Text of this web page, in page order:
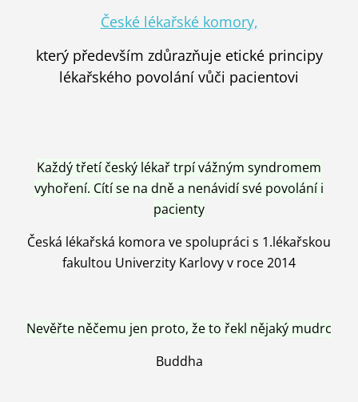
České lékařské komory,
který především zdůrazňuje etické principy
lékařského povolání vůči pacientovi
Každý třetí český lékař trpí vážným syndromem
vyhoření. Cítí se na dně a nenávidí své povolání i
pacienty
Česká lékařská komora ve spolupráci s 1.lékařskou
fakultou Univerzity Karlovy v roce 2014
Nevěřte něčemu jen proto, že to řekl nějaký mudrc
Buddha